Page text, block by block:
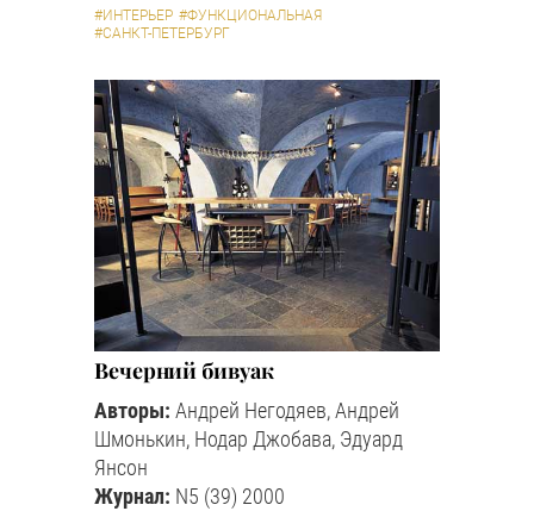
#ИНТЕРЬЕР #ФУНКЦИОНАЛЬНАЯ
#САНКТ-ПЕТЕРБУРГ
Вечерний бивуак
Авторы: Андрей Негодяев, Андрей
Шмонькин, Нодар Джобава, Эдуард
Янсон
Журнал: N5 (39) 2000